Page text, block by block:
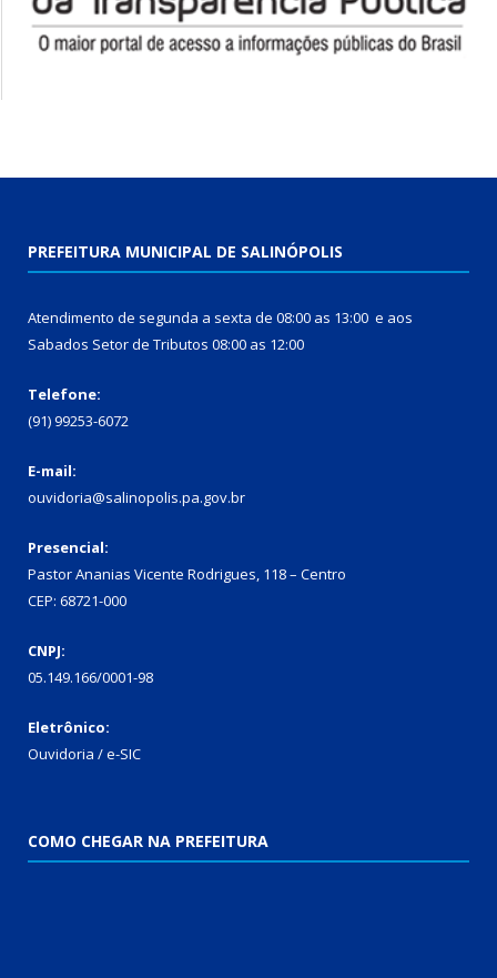
PREFEITURA MUNICIPAL DE SALINÓPOLIS
Atendimento de segunda a sexta de 08:00 as 13:00 e aos
Sabados Setor de Tributos 08:00 as 12:00
Telefone:
(91) 99253-6072
E-mail:
ouvidoria@salinopolis.pa.gov.br
Presencial:
Pastor Ananias Vicente Rodrigues, 118 – Centro
CEP: 68721-000
CNPJ:
05.149.166/0001-98
Eletrônico:
Ouvidoria / e-SIC
COMO CHEGAR NA PREFEITURA